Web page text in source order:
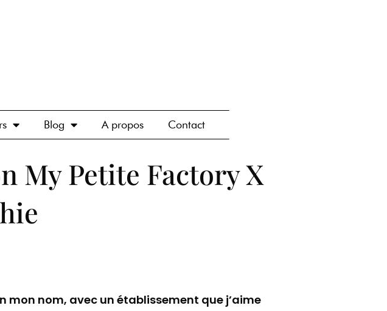
Blog A propos Contact
My Petite Factory X
mon nom, avec un établissement que j’aime